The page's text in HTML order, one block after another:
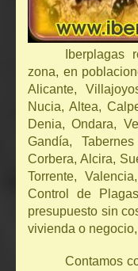
Iberplagas
zona, en
Alicante,
Nucia, Altea,
Denia, Ondara,
Gandía,
Corbera, Alcira,
Torrente,
Control de
presupuesto sin
vivienda o
Contamos